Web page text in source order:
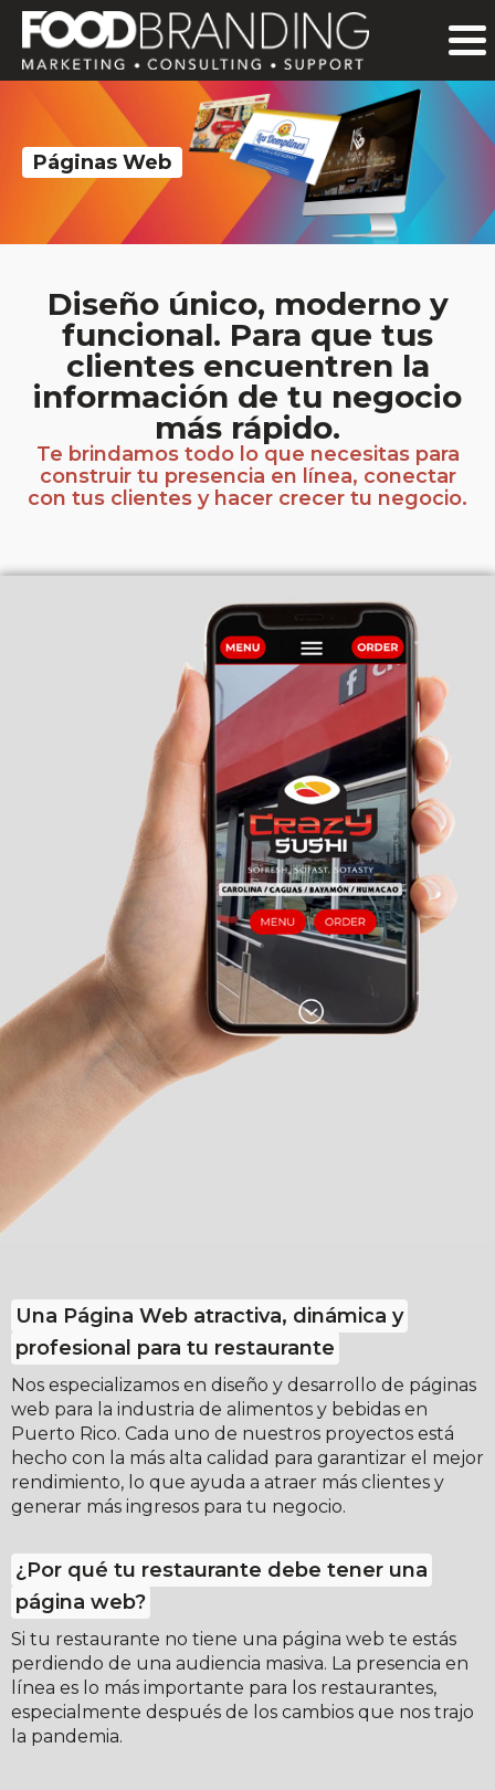
Páginas Web
Diseño único, moderno y
funcional. Para que tus
clientes encuentren la
información de tu negocio
más rápido.
Te brindamos todo lo que necesitas para
construir tu presencia en línea, conectar
con tus clientes y hacer crecer tu negocio.
Una Página Web atractiva, dinámica y
profesional para tu restaurante
Nos especializamos en diseño y desarrollo de páginas
web para la industria de alimentos y bebidas en
Puerto Rico. Cada uno de nuestros proyectos está
hecho con la más alta calidad para garantizar el mejor
rendimiento, lo que ayuda a atraer más clientes y
generar más ingresos para tu negocio.
¿Por qué tu restaurante debe tener una
página web?
Si tu restaurante no tiene una página web te estás
perdiendo de una audiencia masiva. La presencia en
línea es lo más importante para los restaurantes,
especialmente después de los cambios que nos trajo
la pandemia.